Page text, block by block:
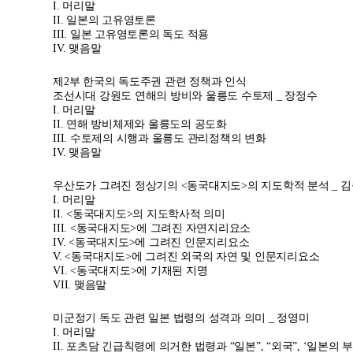
I. 머리말
II. 일본의 고유영토론
III. 일본 고유영토론의 독도 적용
IV. 맺음말
제2부 한국의 독도주권 관련 정책과 인식
조선시대 강원도 연해의 방비와 울릉도 수토제 _ 장정수
I. 머리말
II. 연해 방비체제와 울릉도의 공도화
III. 수토제의 시행과 울릉도 관리정책의 변화
IV. 맺음말
우산도가 그려진 정상기의 <동국대지도>의 지도학적 분석 _ 김
I. 머리말
II. <동국대지도>의 지도학사적 의미
III. <동국대지도>에 그려진 자연지리요소
IV. <동국대지도>에 그려진 인문지리요소
V. <동국대지도>에 그려진 외국의 자연 및 인문지리요소
VI. <동국대지도>에 기재된 지명
VII. 맺음말
미군정기 독도 관련 일본 법령의 성격과 의미 _ 정영미
I. 머리말
II. 포츠담 긴급칙령에 의거한 법령과 “일본”, “외국”, ‘일본의